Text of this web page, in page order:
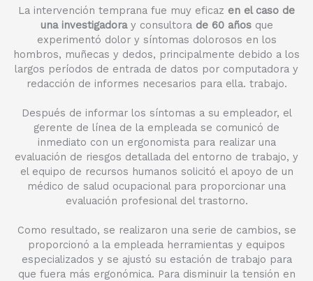
La intervención temprana fue muy eficaz en el caso de
una investigadoray consultora de 60 añosque
experimentó dolor y síntomas dolorosos en los
hombros, muñecas y dedos, principalmente debido a los
largos períodos de entrada de datos por computadora y
redacción de informes necesarios para ella. trabajo.
Después de informar los síntomas a su empleador, el
gerente de línea de la empleada se comunicó de
inmediato con un ergonomista para realizar una
evaluación de riesgos detallada del entorno de trabajo, y
el equipo de recursos humanos solicitó el apoyo de un
médico de salud ocupacional para proporcionar una
evaluación profesional del trastorno.
Como resultado, se realizaron una serie de cambios, se
proporcionó a la empleada herramientas y equipos
especializados y se ajustó su estación de trabajo para
que fuera más ergonómica. Para disminuir la tensión en